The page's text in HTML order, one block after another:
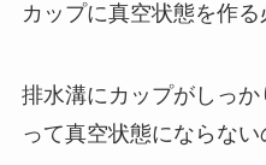
カップに真空状態を作る
排水溝にカップがしっ
って真空状態にならない